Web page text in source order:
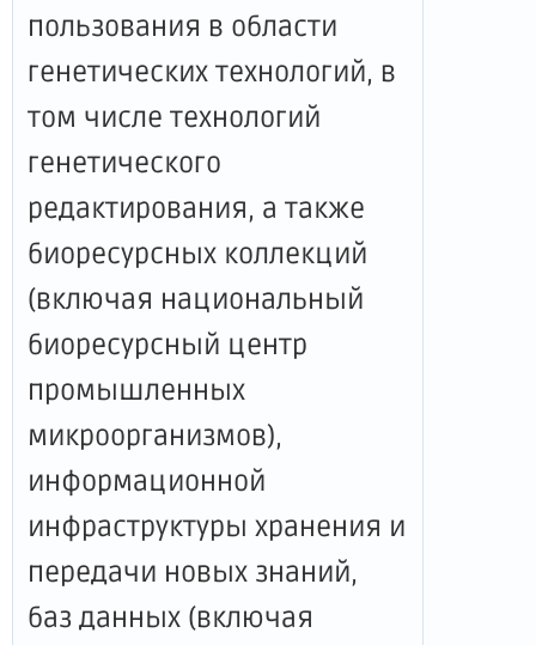
пользования в области
генетических технологий, в
том числе технологий
генетического
редактирования, а также
биоресурсных коллекций
(включая национальный
биоресурсный центр
промышленных
микроорганизмов),
информационной
инфраструктуры хранения и
передачи новых знаний,
баз данных (включая